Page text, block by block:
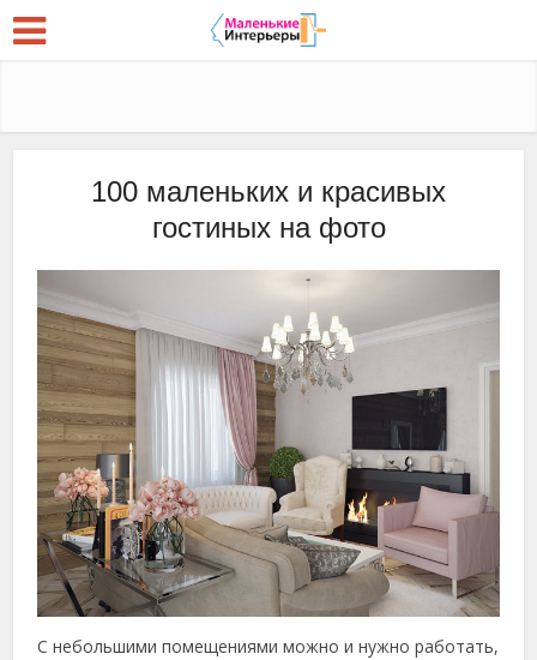
100 маленьких и красивых
гостиных на фото
С небольшими помещениями можно и нужно работать,